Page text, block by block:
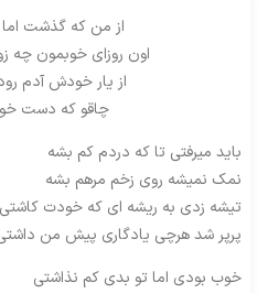
از من که گذشت
اون روزای خوبمون
از یار خودش آدم
چاقو که دست
باید میرفتی تا که دردم کم بشه
نمک نمیشه روی زخم مرهم بشه
تیشه زدی به ریشه ای که خودت کاشتی
پرپر شد هرچی یادگاری پیش من
خوب بودی اما تو بدی کم نذاشتی